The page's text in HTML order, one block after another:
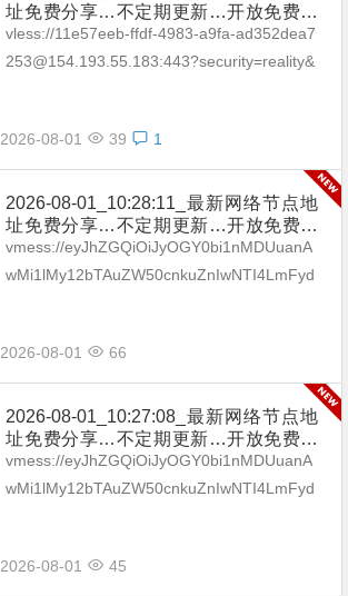
址免费分享…不定期更新…开放免费分
享（网络免费节点香港|日本|韩国|新加
坡|台湾|马来西亚|…
vless://11e57eeb-ffdf-4983-a9fa-ad352dea7
253@154.193.55.183:443?security=reality&
2026-08-01 39 1
2026-08-01_10:28:11_最新网络节点地
址免费分享…不定期更新…开放免费分
享（网络免费节点香港|日本|韩国|新加
坡|台湾|马来西亚|…
vmess://eyJhZGQiOiJyOGY0bi1nMDUuanA
wMi1lMy12bTAuZW50cnkuZnIwNTI4LmFyd
2026-08-01 66
2026-08-01_10:27:08_最新网络节点地
址免费分享…不定期更新…开放免费分
享（网络免费节点香港|日本|韩国|新加
坡|台湾|马来西亚|…
vmess://eyJhZGQiOiJyOGY0bi1nMDUuanA
wMi1lMy12bTAuZW50cnkuZnIwNTI4LmFyd
2026-08-01 45